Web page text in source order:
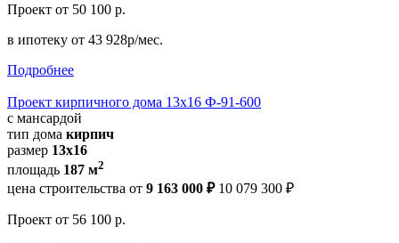
Проект от 50 100 р.
в ипотеку от 43 928р/мес.
Подробнее
Проект кирпичного дома 13х16 Ф-91-600
с мансардой
тип дома кирпич
размер 13х16
площадь 187 м2
цена строительства от 9 163 000 ₽ 10 079 300 ₽
Проект от 56 100 р.